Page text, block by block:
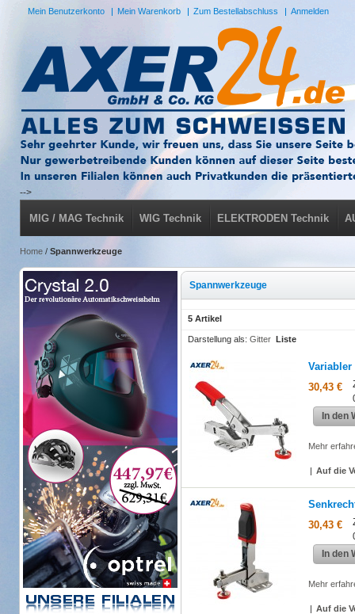
Mein Benutzerkonto Mein Warenkorb Zum Bestellabschluss Anmelden
-->
MIG / MAG Technik WIG Technik ELEKTRODEN Technik
Home / Spannwerkzeuge
Spannwerkzeuge
5 Artikel
Darstellung als: Gitter Liste
Variabler
30,43 €
In den
Mehr
| Auf die
30,43 €
In den
Mehr
| Auf die